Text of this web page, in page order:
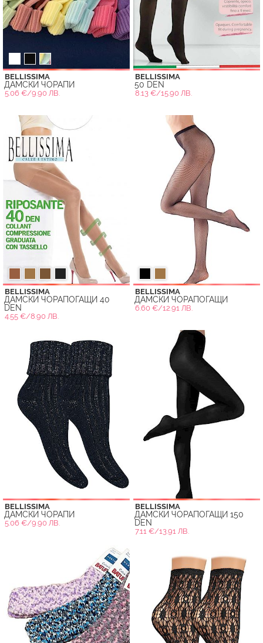
BELLISSIMA
ДАМСКИ ЧОРАПИ
5.06 €/9.90 ЛВ.
BELLISSIMA
50 DEN
8.13 €/15.90 ЛВ.
BELLISSIMA
ДАМСКИ ЧОРАПОГАЩИ 40
DEN
4.55 €/8.90 ЛВ.
BELLISSIMA
ДАМСКИ ЧОРАПОГАЩИ
6.60 €/12.91 ЛВ.
BELLISSIMA
ДАМСКИ ЧОРАПИ
5.06 €/9.90 ЛВ.
BELLISSIMA
ДАМСКИ ЧОРАПОГАЩИ 150
DEN
7.11 €/13.91 ЛВ.